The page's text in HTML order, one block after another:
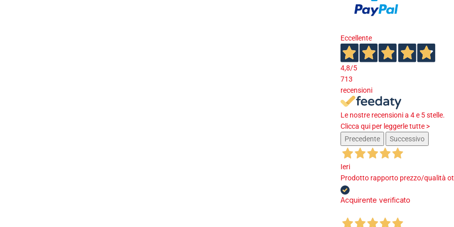
Eccellente
4,8/5
713
recensioni
Le nostre recensioni a 4 e 5 stelle.
Clicca qui per leggerle tutte >
Precedente
Successivo
Ieri
Prodotto rapporto prezzo/qualità
Acquirente verificato